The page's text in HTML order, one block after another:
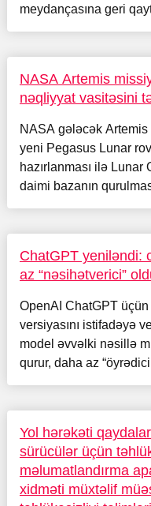
meydançasına geri
NASA Artemis
nəqliyyat vasitəsini
NASA gələcək
yeni Pegasus Lunar
hazırlanması ilə
daimi bazanın
ChatGPT yeniləndi:
az “nəsihətverici”
OpenAI ChatGPT
versiyasını istifadəyə
model əvvəlki nəsillə
qurur, daha az “öyrədici
Yol hərəkəti
sürücülər üçün
məlumatlandırma
xidməti müxtəlif